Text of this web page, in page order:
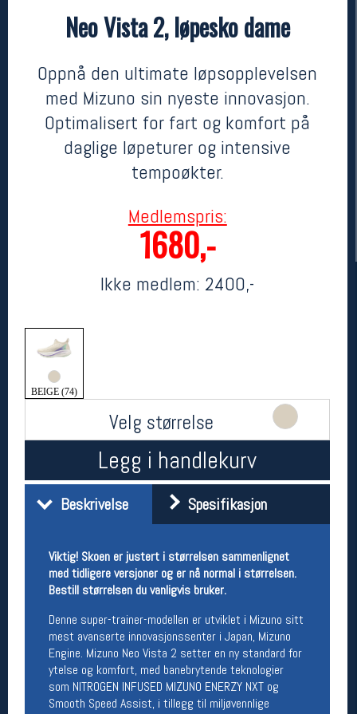
Neo Vista 2, løpesko dame
Oppnå den ultimate løpsopplevelsen
med Mizuno sin nyeste innovasjon.
Optimalisert for fart og komfort på
daglige løpeturer og intensive
tempoøkter.
Medlemspris:
1680,-
Ikke medlem: 2400,-
BEIGE (74)
Velg størrelse
Legg i handlekurv
Beskrivelse Spesifikasjon
Viktig! Skoen er justert i størrelsen sammenlignet
med tidligere versjoner og er nå normal i størrelsen.
Bestill størrelsen du vanligvis bruker.
Denne super-trainer-modellen er utviklet i Mizuno sitt
mest avanserte innovasjonssenter i Japan, Mizuno
Engine. Mizuno Neo Vista 2 setter en ny standard for
ytelse og komfort, med banebrytende teknologier
som NITROGEN INFUSED MIZUNO ENERZY NXT og
Smooth Speed Assist, i tillegg til miljøvennlige
Mizuno
Neo Vista 2, løpesko dame
2400,- MEDLEM:1680,-
Her finner du oss
Oslo Sportslager
Torggata 20
Telefon: 23 32 62 00
(telefontid man-fredag klokken 10-13)
Kontakt oss
Man-Fredag:
11-18
Lørdag:
11-16
Team Oslo Sportslager
Magasinet
Medlemstilbud og aktiviteter
MELD DEG INN GRATIS